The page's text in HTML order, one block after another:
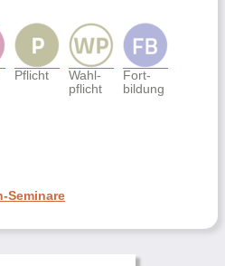
Pflicht
Wahl-
pflicht
Fort-
bildung
Seminare